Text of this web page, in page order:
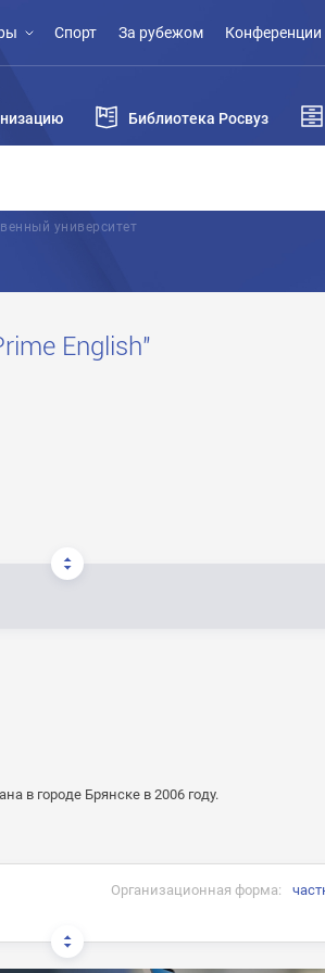
Спорт За рубежом Конференции
Библиотека Росвуз
университет
English"
в городе Брянске в 2006 году.
Организационная форма: